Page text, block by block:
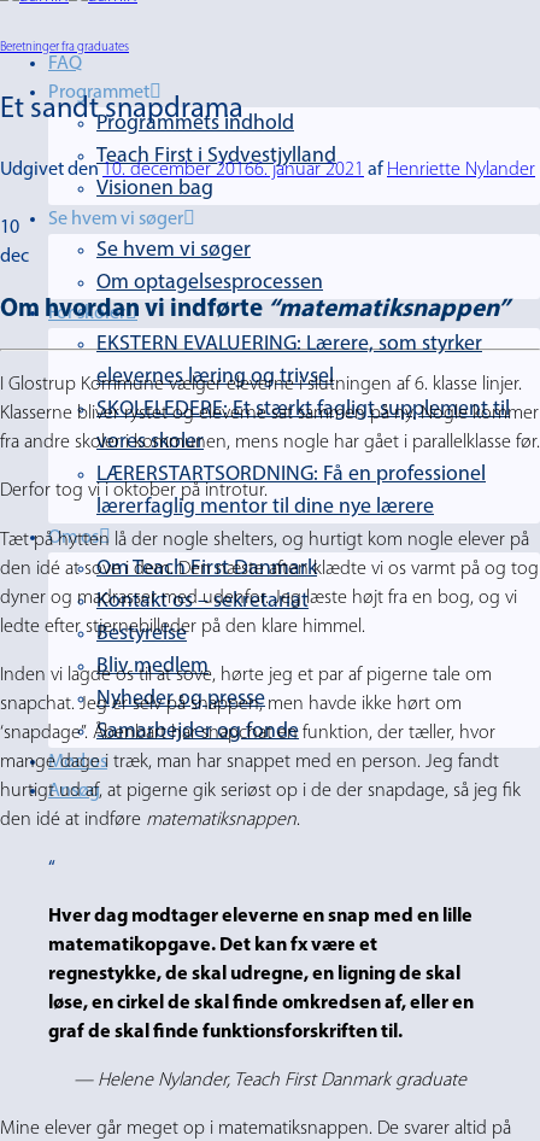
FAQ
Programmet
Programmets indhold
Teach First i Sydvestjylland
Visionen bag
Se hvem vi søger
Se hvem vi søger
Om optagelsesprocessen
For skoler
EKSTERN EVALUERING: Lærere, som styrker
elevernes læring og trivsel
SKOLELEDERE: Et stærkt fagligt supplement til
vores skoler
LÆRERSTARTSORDNING: Få en professionel
lærerfaglig mentor til dine nye lærere
Om os
Om Teach First Danmark
Kontakt os – sekretariat
Bestyrelse
Bliv medlem
Nyheder og presse
Samarbejder og fonde
Mød os
Ansøg
Beretninger fra graduates
Et sandt snapdrama
Udgivet den10. december 20166. januar 2021 af Henriette Nylander
10
dec
Om hvordan vi indførte “matematiksnappen”
I Glostrup Kommune vælger eleverne i slutningen af 6. klasse linjer.
Klasserne bliver rystet og eleverne sat sammen på ny. Nogle kommer
fra andre skoler i kommunen, mens nogle har gået i parallelklasse før.
Derfor tog vi i oktober på introtur.
Tæt på hytten lå der nogle shelters, og hurtigt kom nogle elever på
den idé at sove i dem. Den næste aften klædte vi os varmt på og tog
dyner og madrasser med udenfor. Jeg læste højt fra en bog, og vi
ledte efter stjernebilleder på den klare himmel.
Inden vi lagde os til at sove, hørte jeg et par af pigerne tale om
snapchat. Jeg er selv på snappen, men havde ikke hørt om
‘snapdage”. Åbenbart har snapchat en funktion, der tæller, hvor
mange dage i træk, man har snappet med en person. Jeg fandt
hurtigt ud af, at pigerne gik seriøst op i de der snapdage, så jeg fik
den idé at indføre matematiksnappen.
Hver dag modtager eleverne en snap med en lille
matematikopgave. Det kan fx være et
regnestykke, de skal udregne, en ligning de skal
løse, en cirkel de skal finde omkredsen af, eller en
graf de skal finde funktionsforskriften til.
— Helene Nylander, Teach First Danmark graduate
Mine elever går meget op i matematiksnappen. De svarer altid på